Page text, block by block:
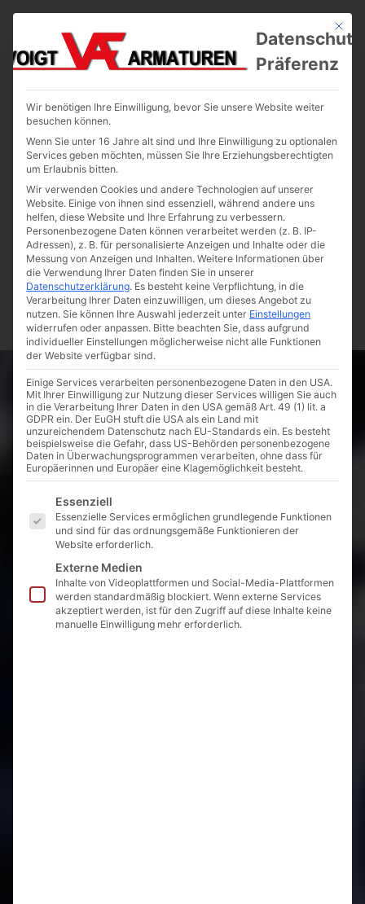
Mit
Präferenz
Wir benötigen Ihre Einwilligung, bevor Sie unsere Website weiter
besuchen können.
Wenn Sie unter 16 Jahre alt sind und Ihre Einwilligung zu optionalen
Services geben möchten, müssen Sie Ihre Erziehungsberechtigten
um Erlaubnis bitten.
Wir verwenden Cookies und andere Technologien auf unserer
Website. Einige von ihnen sind essenziell, während andere uns
helfen, diese Website und Ihre Erfahrung zu verbessern.
Personenbezogene Daten können verarbeitet werden (z. B. IP-
Adressen), z. B. für personalisierte Anzeigen und Inhalte oder die
Messung von Anzeigen und Inhalten. Weitere Informationen über
die Verwendung Ihrer Daten finden Sie in unserer
Datenschutzerklärung. Es besteht keine Verpflichtung, in die
Verarbeitung Ihrer Daten einzuwilligen, um dieses Angebot zu
nutzen. Sie können Ihre Auswahl jederzeit unter Einstellungen
widerrufen oder anpassen. Bitte beachten Sie, dass aufgrund
individueller Einstellungen möglicherweise nicht alle Funktionen
der Website verfügbar sind.
Einige Services verarbeiten personenbezogene Daten in den USA.
Mit Ihrer Einwilligung zur Nutzung dieser Services willigen Sie auch
in die Verarbeitung Ihrer Daten in den USA gemäß Art. 49 (1) lit. a
GDPR ein. Der EuGH stuft die USA als ein Land mit
unzureichendem Datenschutz nach EU-Standards ein. Es besteht
beispielsweise die Gefahr, dass US-Behörden personenbezogene
Daten in Überwachungsprogrammen verarbeiten, ohne dass für
Europäerinnen und Europäer eine Klagemöglichkeit besteht.
Es folgt eine Liste der Service-Gruppen, für die eine
Essenziell
Essenzielle Services ermöglichen grundlegende Funktionen
und sind für das ordnungsgemäße Funktionieren der
Website erforderlich.
Externe Medien
Inhalte von Videoplattformen und Social-Media-Plattformen
werden standardmäßig blockiert. Wenn externe Services
akzeptiert werden, ist für den Zugriff auf diese Inhalte keine
manuelle Einwilligung mehr erforderlich.